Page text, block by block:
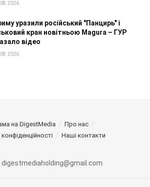
уразили російський "Панцирь" і
кран новітньою Magura – ГУР
відео
на DigestMedia
Про нас
Наші контакти
digestmediaholding@gmail.com